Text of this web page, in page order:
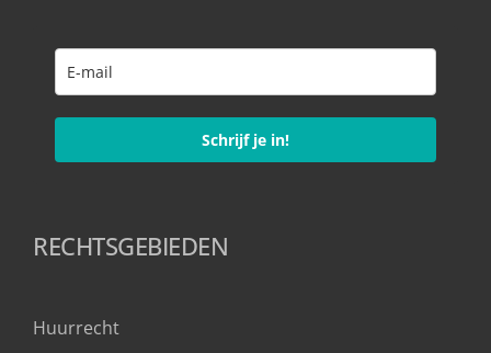
Schrijf je in!
RECHTSGEBIEDEN
Huurrecht